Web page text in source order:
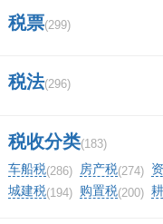
一、财务报表的报
1.按月申报企业所
表，按季申报企业
报表，纳税年度终
表。
税票(299)
税法(296)
税收分类(183)
车船税(286) 房产税(274)
城建税(194) 购置税(200)